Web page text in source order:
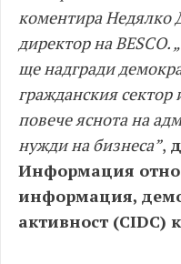
коментира Недялко
директор на
ще надгради
гражданския сектор
повече яснота на
нужди на бизнеса”,
Информация
информация,
активност (CIDC)